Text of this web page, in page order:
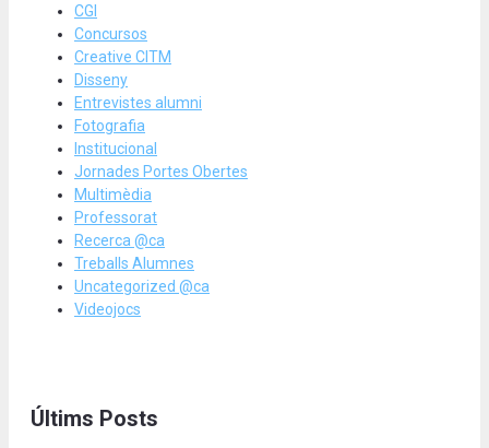
CGI
Concursos
Creative CITM
Disseny
Entrevistes alumni
Fotografia
Institucional
Jornades Portes Obertes
Multimèdia
Professorat
Recerca @ca
Treballs Alumnes
Uncategorized @ca
Videojocs
Últims Posts